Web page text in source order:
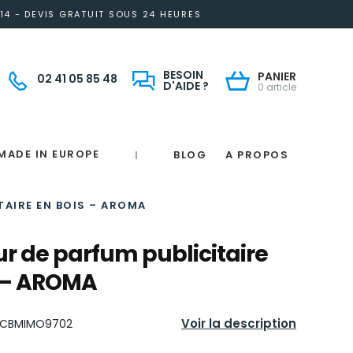
- DEVIS GRATUIT SOUS 24 HEURES
02 41 05 85 48 BESOIN
D'AIDE ?
PANIER
0 article
IN EUROPE | BLOG A PROPOS
EN BOIS – AROMA
de parfum publicitaire
AROMA
CBMIMO9702 Voir la description